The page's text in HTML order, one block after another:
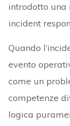
introdotto una
incident
Quando
evento
come un
competenze
logica